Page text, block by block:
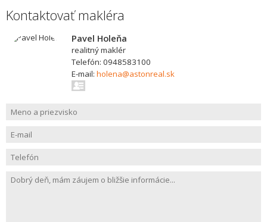
Kontaktovať makléra
Pavel Holeňa
realitný maklér
Telefón: 0948583100
E-mail: holena@astonreal.sk